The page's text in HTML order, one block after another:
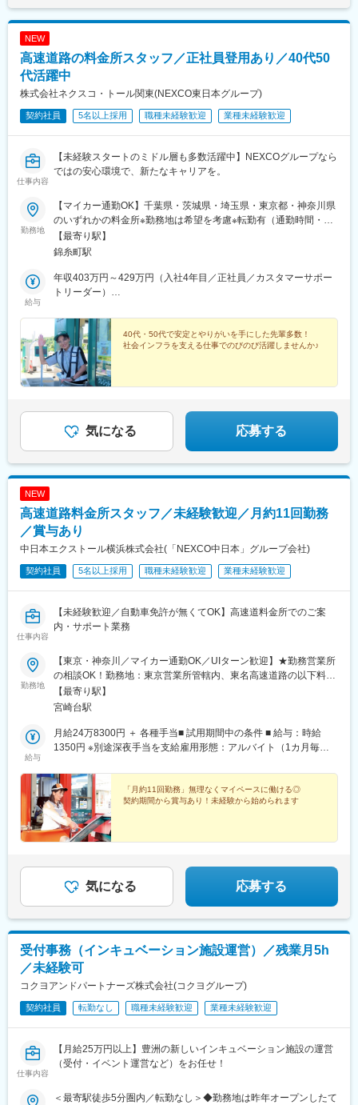
NEW
高速道路の料金所スタッフ／正社員登用あり／40代50
代活躍中
株式会社ネクスコ・トール関東(NEXCO東日本グループ)
契約社員 5名以上採用 職種未経験歓迎 業種未経験歓迎
仕事内容
【未経験スタートのミドル層も多数活躍中】NEXCOグループなら
ではの安心環境で、新たなキャリアを。
勤務地
【マイカー通勤OK】千葉県・茨城県・埼玉県・東京都・神奈川県
のいずれかの料金所※勤務地は希望を考慮※転勤有（通勤時間・距
離考慮）◆船橋事業部京葉道路（原木～千葉西）◆市原事業部京
葉道路（穴川西～蘇我）館山道（市原～木更津北）千葉東金道路
京湾アクアライン連絡道（木更津金田～袖ヶ浦）圏央道（木更津
東～茂原長南）館山道（木更津南～富津竹岡）富津館山道路（鋸
道（新空港）圏央道（下総）◆三郷事業部外環道（大泉～高谷）
◆谷和原事業部常磐道（三郷～石岡小美玉）圏央道（常総～神
崎）◆水戸事業部常磐自動車道（岩間～日立中央）北関東自動車
道（桜川筑西～茨城町東）東水戸道路（水戸南～ひたちなか）東
関道自動車道（茨城空港北～鉾田）◆港北事業部第三京浜道路
【最寄り駅】
錦糸町駅
給与
年収403万円～429万円（入社4年目／正社員／カスタマーサポー
トリーダー）
ト）
40代・50代で安定とやりがいを手にした先輩多数！
社会インフラを支える仕事でのびのび活躍しませんか♪
気になる 応募する
NEW
高速道路料金所スタッフ／未経験歓迎／月約11回勤務
／賞与あり
中日本エクストール横浜株式会社(「NEXCO中日本」グループ会社)
契約社員 5名以上採用 職種未経験歓迎 業種未経験歓迎
仕事内容
【未経験歓迎／自動車免許が無くてOK】高速道料金所でのご案
内・サポート業務
勤務地
【東京・神奈川／マイカー通勤OK／UIターン歓迎】★勤務営業所
の相談OK！勤務地：東京営業所管轄内、東名高速道路の以下料金
所に配属いただきます■東京料金所：神奈川県川崎市宮前区＜アク
セス＞・東急田園都市線・JR南武線の溝の口駅から川崎市営バス
武線の登戸駅から川崎市営バス乗車「向丘出張所」バス停下車徒
歩約10分■東名川崎料金所：神奈川県川崎市宮前区＜アクセス
駅から川崎市営バスで「犬蔵」バス停徒歩約5分★マイカー通勤可
能！★自宅から通勤可能な範囲での他料金所等への転勤異動の可
能性あり受動喫煙対策：オフィス内禁煙（屋外に喫煙所設置）
【最寄り駅】
宮崎台駅
給与
月給24万8300円 ＋ 各種手当■ 試用期間中の条件 ■ 給与：時給
1350円 ※別途深夜手当を支給雇用形態：アルバイト（1カ月毎更
「月約11回勤務」無理なくマイペースに働ける◎
契約期間から賞与あり！未経験から始められます
気になる 応募する
受付事務（インキュベーション施設運営）／残業月5h
／未経験可
コクヨアンドパートナーズ株式会社(コクヨグループ)
契約社員 転勤なし 職種未経験歓迎 業種未経験歓迎
仕事内容
【月給25万円以上】豊洲の新しいインキュベーション施設の運営
（受付・イベント運営など）をお任せ！
＜最寄駅徒歩5分圏内／転勤なし＞◆勤務地は昨年オープンしたて